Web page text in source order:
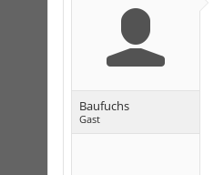
Baufuchs
Gast